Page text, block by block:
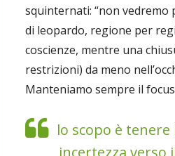
squinternati: “non vedremo
di leopardo, regione per
coscienze, mentre una
restrizioni) da meno
Manteniamo sempre il
lo scopo è